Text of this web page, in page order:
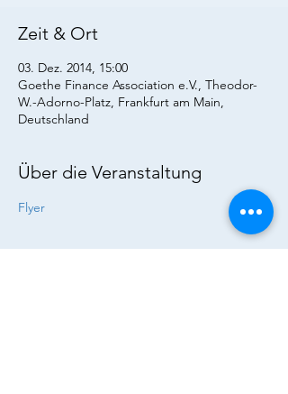
Zeit & Ort
03. Dez. 2014, 15:00
Goethe Finance Association e.V., Theodor-
W.-Adorno-Platz, Frankfurt am Main,
Deutschland
Über die Veranstaltung
Flyer